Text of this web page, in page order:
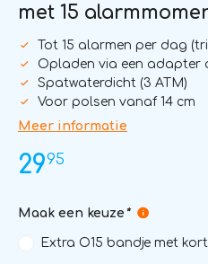
met 15
Tot 15 alarmen per dag
Opladen via een adapter
Spatwaterdicht (3 ATM)
Voor polsen vanaf 14 cm
Meer informatie
2995
Maak een keuze *
Extra O15 bandje met